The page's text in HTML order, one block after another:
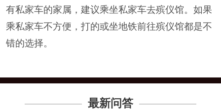
有私家车的家属，建议乘坐私家车去殡仪馆。如果
乘私家车不方便，打的或坐地铁前往殡仪馆都是不
错的选择。
最新问答